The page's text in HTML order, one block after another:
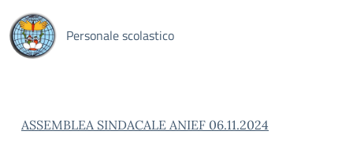
Personale scolastico
ASSEMBLEA SINDACALE ANIEF 06.11.2024